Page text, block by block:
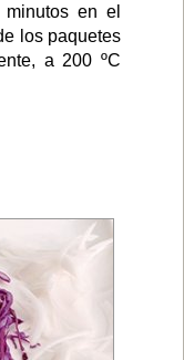
en el
los paquetes
a 200 ºC